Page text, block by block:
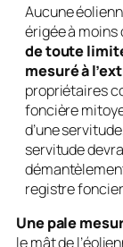
Aucune
érigée à moins
de toute
mesuré à
propriétaires
foncière
d’une
servitude
registre
Une pale
le mât de